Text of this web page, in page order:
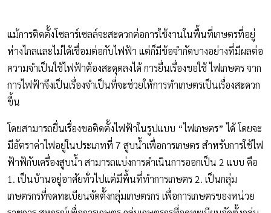
แม้การติดตั้งโซลาร์เซลล์จะสะดวกต่อการใช้งานในพื้นที่เกษตรที่อยู่
ห่างไกลและไม่ได้เชื่อมต่อกับไฟฟ้า แต่ก็มีข้อจำกัดบางอย่างที่มีผลต่อ
ความจำเป็นใช้ไฟฟ้าต้องสะดุดลงได้ การยื่นเรื่องขอใช้ ไฟเกษตร จาก
การไฟฟ้าจึงเป็นเรื่องจำเป็นที่จะช่วยให้การทำเกษตรเป็นเรื่องสะดวก
ขึ้น
โดยสามารถยื่นเรื่องขอติดตั้งไฟฟ้าในรูปแบบ “ไฟเกษตร” ได้ โดยจะ
มีอัตราค่าไฟอยู่ในประเภทที่ 7 สูบน้ำเพื่อการเกษตร สำหรับการใช้ไฟ
ฟ้าฟ้กับเครื่องสูบน้ำ สามารถแบ่งการดำเนินการออกเป็น 2 แบบ คือ
1. เป็นบ้านอยู่อาศัยทั่วไปแต่มีพื้นที่ทำการเกษตร 2. เป็นกลุ่ม
เกษตรกรที่จดทะเบียนจัดตั้งกลุ่มเกษตรกร เพื่อการเกษตรของหน่วย